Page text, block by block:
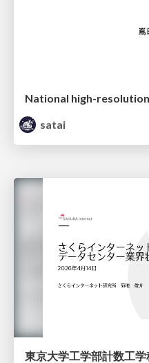
satai